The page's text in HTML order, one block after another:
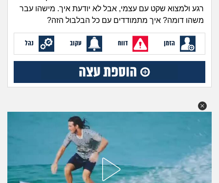
מה שעובר עליי
שומרים על הגוף
פיננסי וכלכלה
חיות מחמד
יוקר המחיה
גאווה
רגע ולמצוא שקט עם עצמי, אבל לא יודעת איך. מישהו עבר
משהו דומה? איך מתמודדים עם כל הבלבול הזה?
הזמן דווח עקוב נהל